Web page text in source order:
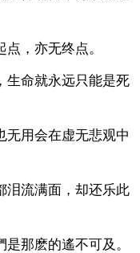
，亦无终点。
生命就永远只能是死
无用会在虚无悲观中
泪流满面，却还乐此
那麽的遙不可及。